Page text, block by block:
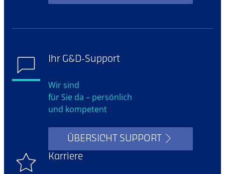
Ihr G&D-Support
Wir sind
für Sie da – persönlich
und kompetent
ÜBERSICHT SUPPORT
Karriere